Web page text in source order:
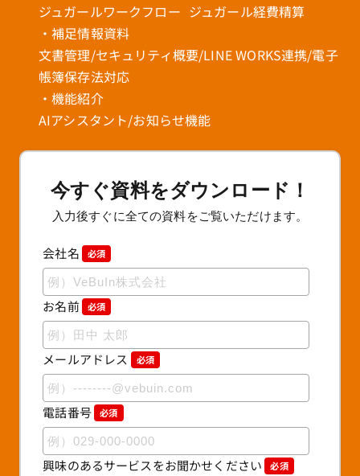
ジュガールワークフロー ジュガール経費精算
・補足情報資料
文書管理/セキュリティ概要/LINE WORKS連携/電子
帳簿保存法対応
・機能紹介
AIアシスタント/お知らせ機能
今すぐ資料をダウンロード！
入力後すぐに全ての資料をご覧いただけます。
会社名 必須
お名前 必須
メールアドレス 必須
電話番号 必須
興味のあるサービスをお聞かせください 必須